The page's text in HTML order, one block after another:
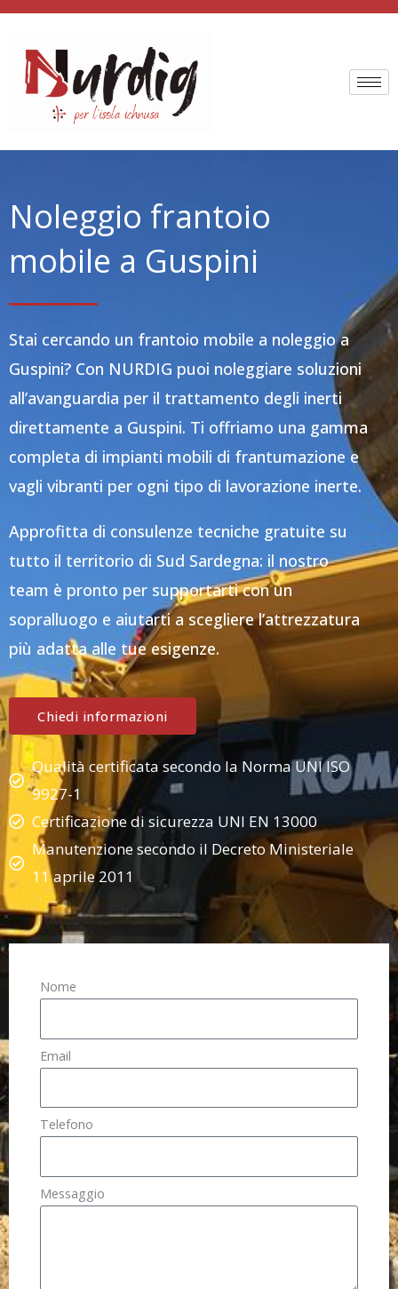
Vai
contenuto
Noleggio frantoio
mobile a Guspini
Stai cercando un frantoio mobile a noleggio a
Guspini? Con NURDIG puoi noleggiare soluzioni
all’avanguardia per il trattamento degli inerti
direttamente a Guspini. Ti offriamo una gamma
completa di impianti mobili di frantumazione e
vagli vibranti per ogni tipo di lavorazione inerte.
Approfitta di consulenze tecniche gratuite su
tutto il territorio di Sud Sardegna: il nostro
team è pronto per supportarti con un
sopralluogo e aiutarti a scegliere l’attrezzatura
più adatta alle tue esigenze.
Chiedi informazioni
Qualità certificata secondo la Norma UNI ISO
9927-1
Certificazione di sicurezza UNI EN 13000
Manutenzione secondo il Decreto Ministeriale
11 aprile 2011
Nome
Email
Telefono
Messaggio